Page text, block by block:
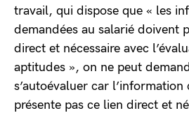
travail, qui dispose que « les
demandées au salarié doivent
direct et nécessaire avec
aptitudes », on ne peut
s’autoévaluer car l’information
présente pas ce lien direct et